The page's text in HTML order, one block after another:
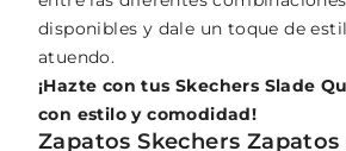
disponibles y dale un toque de
atuendo.
¡Hazte con tus Skechers Slade
con estilo y comodidad!
Zapatos Skechers